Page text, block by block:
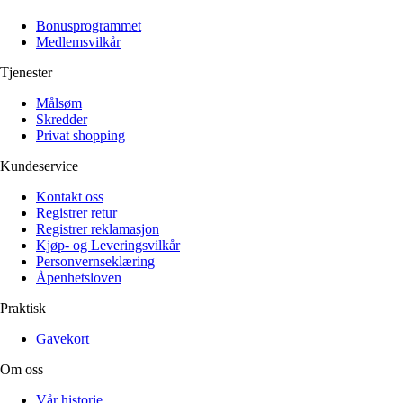
Klær
Reise
Informasjon
Tilbehør
Lukk
Alle artikler
Klær
Reise
Informasjon
Tilbehør
Målsøm
Lukk
Bonusprogrammet
Medlemsvilkår
Tjenester
Målsøm
Skredder
Privat shopping
Kundeservice
Kontakt oss
Registrer retur
Registrer reklamasjon
Kjøp- og Leveringsvilkår
Personvernseklæring
Åpenhetsloven
Praktisk
Gavekort
Om oss
Vår historie